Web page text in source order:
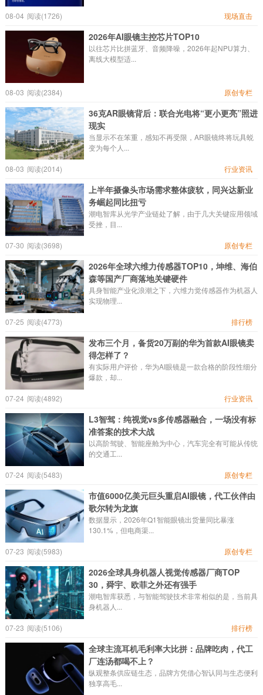
08-04 阅读(1726) 现场直击
2026年AI眼镜主控芯片TOP10
以往芯片比拼蓝牙、音频降噪，2026年起NPU算力、
离线大模型适...
08-03 阅读(2384) 原创专栏
36克AR眼镜背后：联合光电将“更小更亮”照进
现实
当显示不在笨重，感知不再受限，AR眼镜终将玩具蜕
变为每个人...
08-03 阅读(2014) 行业资讯
上半年摄像头市场需求整体疲软，同兴达新业
务崛起同比扭亏
潮电智库从光学产业链处了解，由于几大关键应用领域
受挫，目...
07-30 阅读(3698) 原创专栏
2026年全球六维力传感器TOP10，坤维、海伯
森等国产厂商落地关键硬件
具身智能产业化浪潮之下，六维力觉传感器作为机器人
实现物理...
07-25 阅读(4773) 排行榜
发布三个月，备货20万副的华为首款AI眼镜卖
得怎样了？
有实际用户评价，华为AI眼镜是一款合格的阶段性细分
爆款，却...
07-24 阅读(4892) 行业资讯
L3智驾：纯视觉vs多传感器融合，一场没有标
准答案的技术大战
以高阶驾驶、智能座舱为中心，汽车完全有可能从传统
的交通工...
07-24 阅读(5483) 原创专栏
市值6000亿美元巨头重启AI眼镜，代工伙伴由
歌尔转为龙旗
数据显示，2026年Q1智能眼镜出货量同比暴涨
130.1%，但电商渠...
07-23 阅读(5983) 原创专栏
2026全球具身机器人视觉传感器厂商TOP
30，舜宇、欧菲之外还有强手
潮电智库获悉，与智能驾驶技术非常相似的是，当前具
身机器人...
07-23 阅读(5106) 排行榜
全球主流耳机毛利率大比拼：品牌吃肉，代工
厂连汤都喝不上？
纵观整条供应链生态，品牌方凭借心智认同与生态便利
独享高毛...